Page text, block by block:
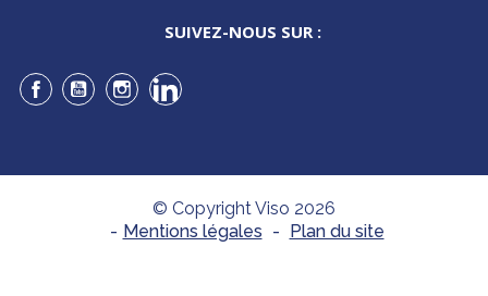
SUIVEZ-NOUS SUR :
Facebook
YouTubeInstagramLinkedIn
© Copyright Viso 2026
- Mentions légales - Plan du site